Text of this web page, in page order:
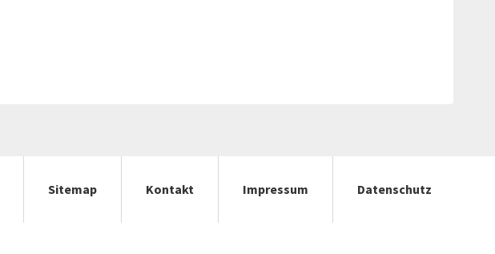
Sitemap Kontakt Impressum Datenschutz